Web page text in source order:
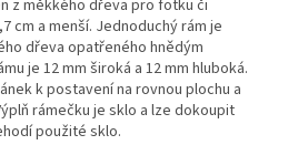
z měkkého dřeva pro fotku či
cm a menší. Jednoduchý rám je
dřeva opatřeného hnědým
je 12 mm široká a 12 mm hluboká.
k postavení na rovnou plochu a
rámečku je sklo a lze dokoupit
použité sklo.